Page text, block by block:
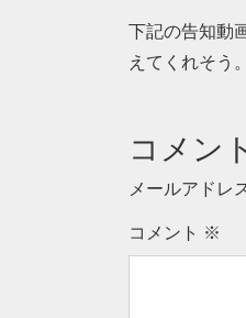
下記の告知動
えてくれそう。
コメン
メールアドレ
コメント ※